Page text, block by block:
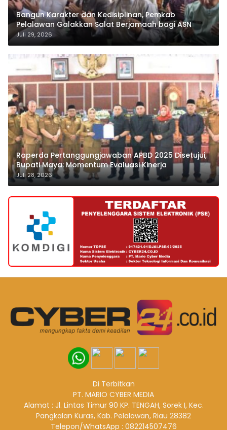
Bangun Karakter dan Kedisiplinan, Pemkab
Pelalawan Galakkan Salat Berjamaah bagi ASN
Juli 29, 2026
Raperda Pertanggungjawaban APBD 2025 Disetujui,
Bupati Maya: Momentum Evaluasi Kinerja
Juli 28, 2026
Di Terbitkan
PT. MARIO CYBER MEDIA
Alamat : Jl. Lintas Timur 90 KP. TENGAH, Sorek I, Kec.
Pangkalan Kuras, Kab. Pelalawan, Riau 28382
Telepon/WhatsApp : 082214507476